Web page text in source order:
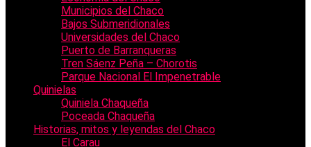
Municipios del Chaco
Bajos Submeridionales
Universidades del Chaco
Puerto de Barranqueras
Tren Sáenz Peña – Chorotis
Parque Nacional El Impenetrable
Quinielas
Quiniela Chaqueña
Poceada Chaqueña
Historias, mitos y leyendas del Chaco
El Carau